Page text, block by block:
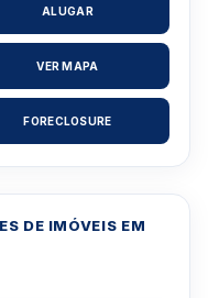
ALUGAR
VER MAPA
FORECLOSURE
DE IMÓVEIS EM